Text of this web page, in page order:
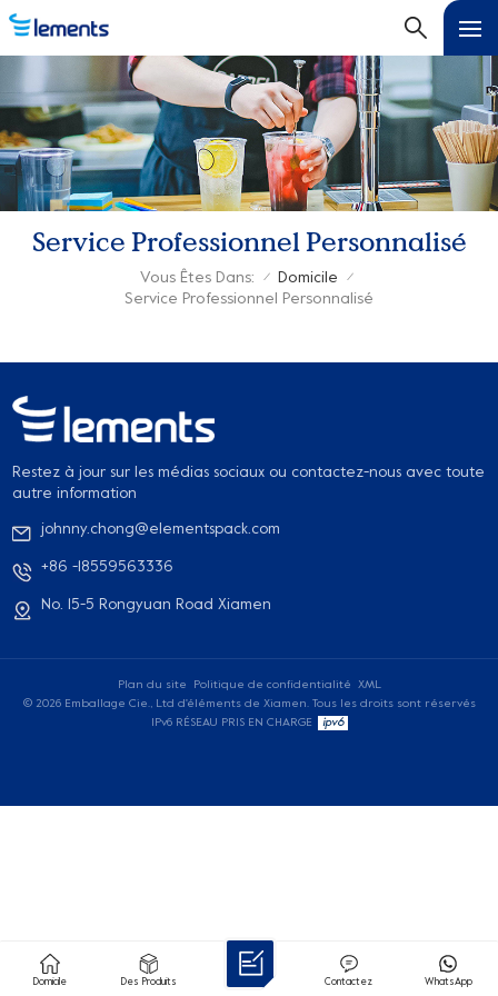
Service Professionnel Personnalisé
Vous Êtes Dans: / Domicile /
Service Professionnel Personnalisé
Restez à jour sur les médias sociaux ou contactez-nous avec toute
autre information
johnny.chong@elementspack.com
+86 -18559563336
No. 15-5 Rongyuan Road Xiamen
Plan du site Politique de confidentialité
XML
© 2026 Emballage Cie., Ltd d'éléments de Xiamen. Tous les droits sont réservés
IPv6 RÉSEAU PRIS EN CHARGE
Domicile Des Produits WhatsApp
Contactez